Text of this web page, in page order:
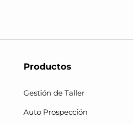
Productos
Gestión de Taller
Auto Prospección